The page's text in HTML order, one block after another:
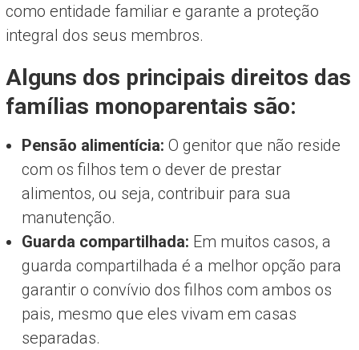
como entidade familiar e garante a proteção
integral dos seus membros.
Alguns dos principais direitos das
famílias monoparentais são:
Pensão alimentícia: O genitor que não reside
com os filhos tem o dever de prestar
alimentos, ou seja, contribuir para sua
manutenção.
Guarda compartilhada: Em muitos casos, a
guarda compartilhada é a melhor opção para
garantir o convívio dos filhos com ambos os
pais, mesmo que eles vivam em casas
separadas.